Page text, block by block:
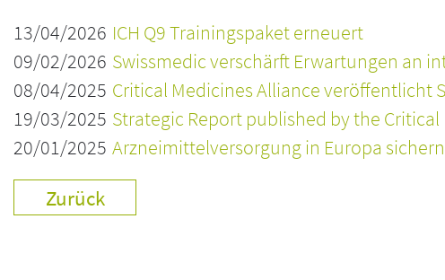
13/04/2026 ICH Q9 Trainingspaket erneuert
09/02/2026 Swissmedic verschärft Erwartungen an
08/04/2025 Critical Medicines Alliance veröffentlicht
19/03/2025 Strategic Report published by the
20/01/2025 Arzneimittelversorgung in Europa
Zurück